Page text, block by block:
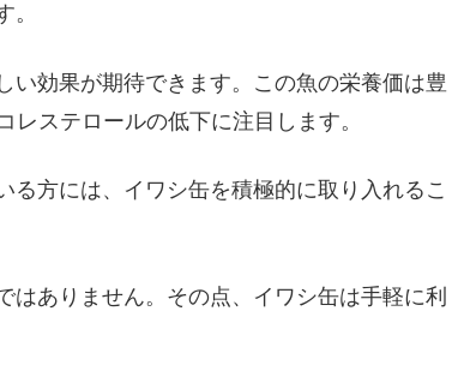
。
い効果が期待できます。この魚の栄養価は豊
ステロールの低下に注目します。
方には、イワシ缶を積極的に取り入れるこ
はありません。その点、イワシ缶は手軽に利